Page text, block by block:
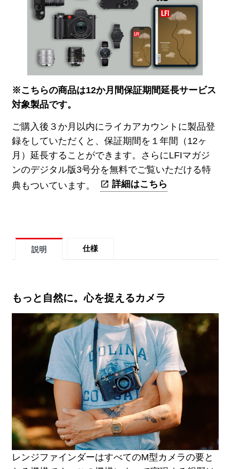
※こちらの商品は12か月間保証期間延長サービス
対象製品です。
ご購入後３か月以内にライカアカウントに製品登
録をしていただくと、保証期間を１年間（12ヶ
月）延長することができます。さらにLFIマガジ
ンのデジタル版3号分を無料でご覧いただける特
典もついています。
詳細はこちら
説明 仕様
もっと自然に。心を捉えるカメラ
レンジファインダーはすべてのM型カメラの要と